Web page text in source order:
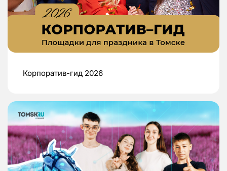
Корпоратив-гид 2026